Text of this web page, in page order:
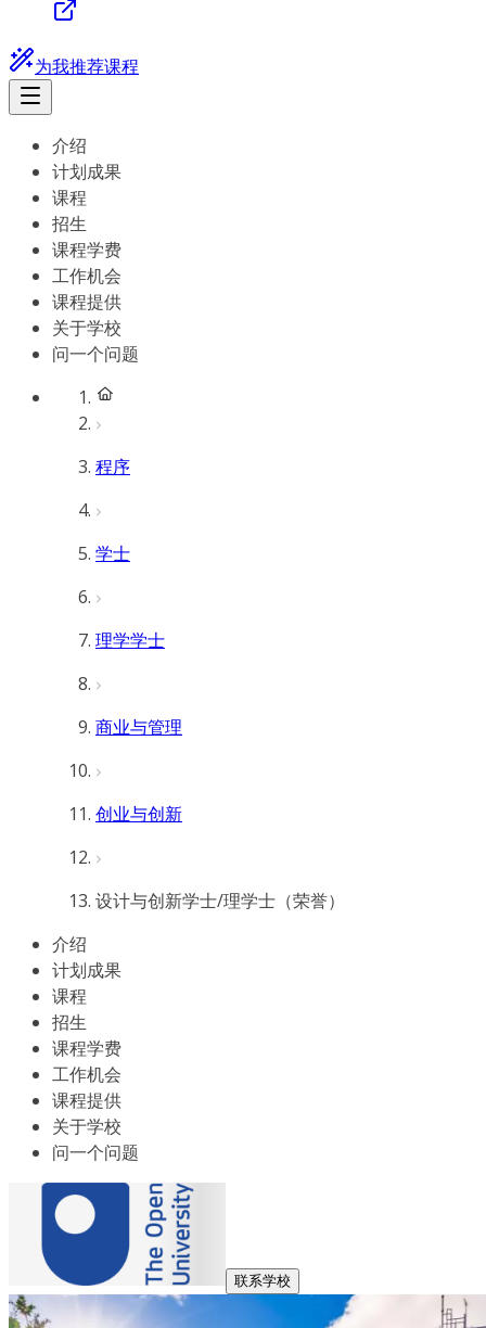
为我推荐课程
介绍
计划成果
课程
招生
课程学费
工作机会
课程提供
关于学校
问一个问题
程序
学士
理学学士
商业与管理
创业与创新
设计与创新学士/理学士（荣誉）
介绍
计划成果
课程
招生
课程学费
工作机会
课程提供
关于学校
问一个问题
联系学校